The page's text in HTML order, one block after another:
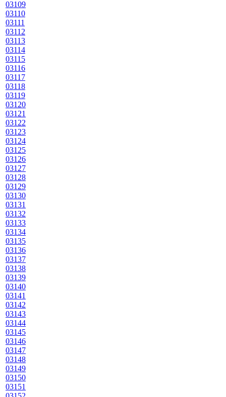
03109
03110
03111
03112
03113
03114
03115
03116
03117
03118
03119
03120
03121
03122
03123
03124
03125
03126
03127
03128
03129
03130
03131
03132
03133
03134
03135
03136
03137
03138
03139
03140
03141
03142
03143
03144
03145
03146
03147
03148
03149
03150
03151